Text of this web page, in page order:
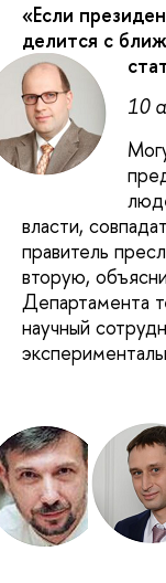
«Если
делится с
10
власти,
правитель
вторую,
Департамента
научный